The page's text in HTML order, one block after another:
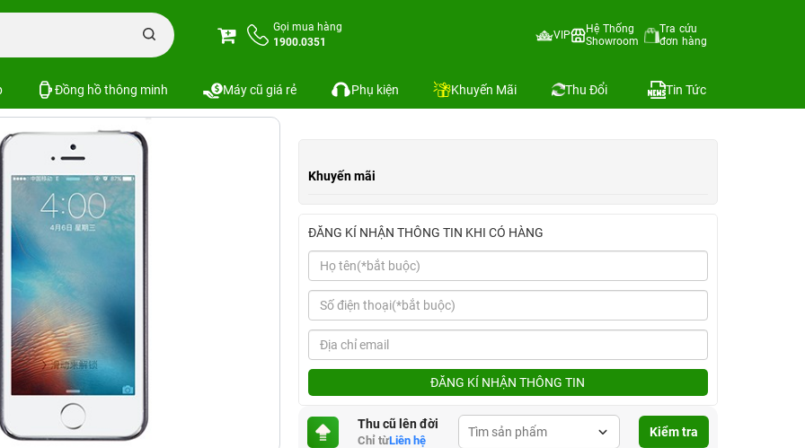
Gọi mua hàng
1900.0351
VIP
Hệ Thống
Showroom
Tra cứu
đơn hàng
Đồng hồ thông minh Máy cũ giá rẻ Phụ kiện Khuyến Mãi Thu Đổi Tin Tức
Nillkin New Leather Case iPhone 5C
Khuyến mãi
ĐĂNG KÍ NHẬN THÔNG TIN KHI CÓ HÀNG
ĐĂNG KÍ NHẬN THÔNG TIN
Thu cũ lên đời
Chỉ từLiên hệ
Kiểm tra